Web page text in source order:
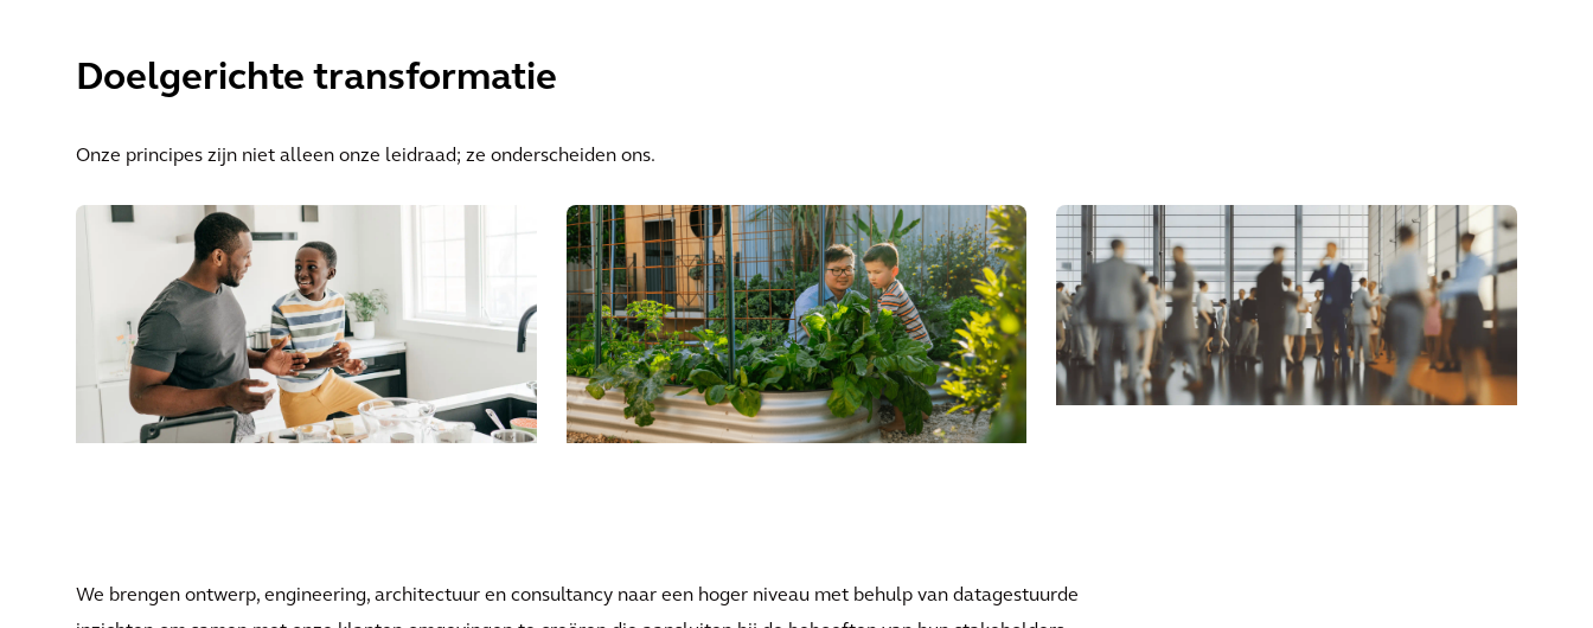
Doelgerichte transformatie
Onze principes zijn niet alleen onze leidraad; ze onderscheiden ons.
We brengen ontwerp, engineering, architectuur en consultancy naar een hoger niveau met behulp van datagestuurde